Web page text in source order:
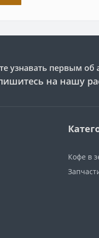
узнавать первым об
на нашу
Кофе в